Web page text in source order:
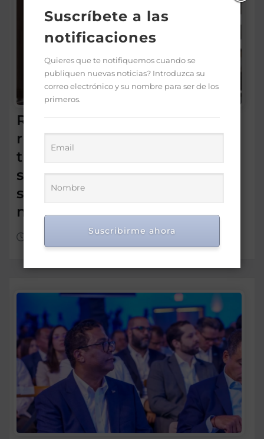
Refidomsa destaca
resultados del segundo
trimestre de 2026 y reafirma
su compromiso con la
seguridad energética
nacional
Suscríbete a las
notificaciones
Quieres que te notifiquemos cuando se
publiquen nuevas noticias? Introduzca su
correo electrónico y su nombre para ser de los
primeros.
Suscribirme ahora